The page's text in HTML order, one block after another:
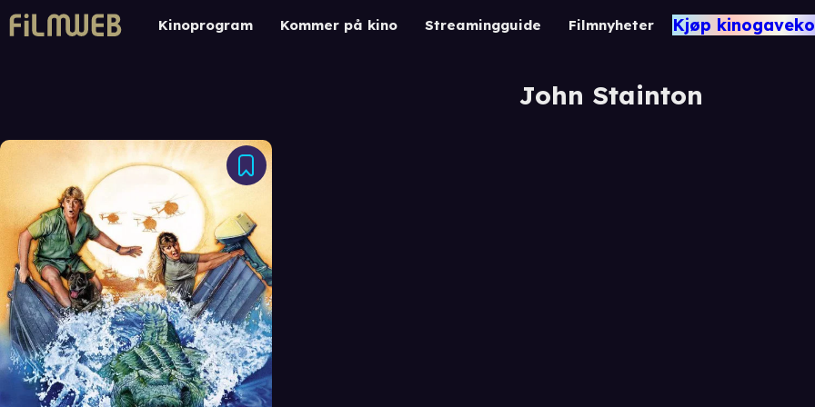
Kinoprogram Kommer på kino Streamingguide Filmnyheter Kjøp
John Stainton